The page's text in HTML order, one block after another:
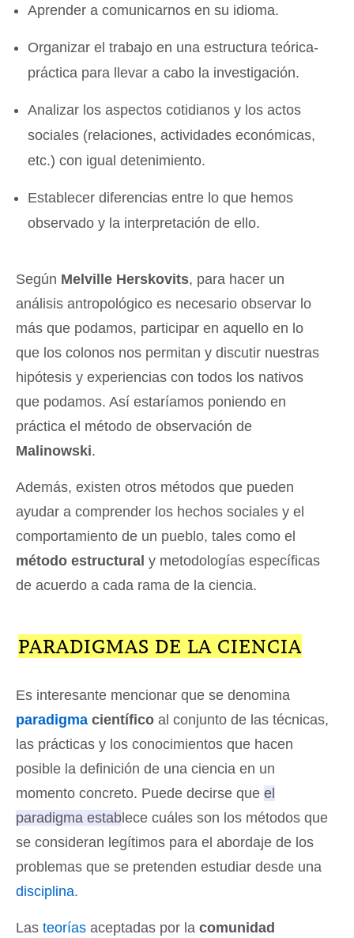
Aprender a comunicarnos en su idioma.
Organizar el trabajo en una estructura teórica-
práctica para llevar a cabo la investigación.
Analizar los aspectos cotidianos y los actos
sociales (relaciones, actividades económicas,
etc.) con igual detenimiento.
Establecer diferencias entre lo que hemos
observado y la interpretación de ello.
Según Melville Herskovits, para hacer un
análisis antropológico es necesario observar lo
más que podamos, participar en aquello en lo
que los colonos nos permitan y discutir nuestras
hipótesis y experiencias con todos los nativos
que podamos. Así estaríamos poniendo en
práctica el método de observación de
Malinowski.
Además, existen otros métodos que pueden
ayudar a comprender los hechos sociales y el
comportamiento de un pueblo, tales como el
método estructural y metodologías específicas
de acuerdo a cada rama de la ciencia.
PARADIGMAS DE LA CIENCIA
Es interesante mencionar que se denomina
paradigma científico al conjunto de las técnicas,
las prácticas y los conocimientos que hacen
posible la definición de una ciencia en un
momento concreto. Puede decirse que el
paradigma establece cuáles son los métodos que
se consideran legítimos para el abordaje de los
problemas que se pretenden estudiar desde una
disciplina.
Las teorías aceptadas por la comunidad